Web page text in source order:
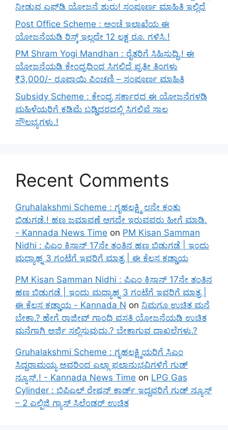
ನೀಡುವ ಎಫ್‌ಡಿ ಯೋಜನೆ ಶುರು! ಸಂಪೂರ್ಣ ಮಾಹಿತಿ ಇಲ್ಲಿದೆ
Post Office Scheme : ಅಂಚೆ ಇಲಾಖೆಯ ಈ
ಯೋಜನೆಯಡಿ ರಿಸ್ಕ್‌ ಇಲ್ಲದೇ 12 ಲಕ್ಷ ರೂ. ಗಳಿಸಿ.!
PM Shram Yogi Mandhan : ರೈತರಿಗೆ ಸಿಹಿಸುದ್ಧಿ.! ಈ
ಯೋಜನೆಯಡಿ ಕೇಂದ್ರದಿಂದ ಸಿಗಲಿದೆ ಪ್ರತೀ ತಿಂಗಳು
₹3,000/- ರೂಪಾಯಿ ಪಿಂಚಣಿ – ಸಂಪೂರ್ಣ ಮಾಹಿತಿ
Subsidy Scheme : ಕೇಂದ್ರ ಸರ್ಕಾರದ ಈ ಯೋಜನೆಗಳಡಿ
ಮಹಿಳೆಯರಿಗೆ ಕಡಿಮೆ ಬಡ್ಡಿದರದಲ್ಲಿ ಸಿಗಲಿವೆ ಸಾಲ
ಸೌಲಭ್ಯಗಳು.!
Recent Comments
Gruhalakshmi Scheme : ಗೃಹಲಕ್ಷ್ಮಿ ೮ನೇ ಕಂತು
ಬಿಡುಗಡೆ.! ಹಣ ಜಮಾವಣೆ ಆಗದೇ ಇರುವವರು ಹೀಗೆ ಮಾಡಿ.
- Kannada News Time on PM Kisan Samman
Nidhi : ಪಿಎಂ ಕಿಸಾನ್ 17ನೇ ತಂತಿನ ಹಣ ಬಿಡುಗಡೆ | ಇಂದು
ಮಧ್ಯಾಹ್ನ 3 ಗಂಟೆಗೆ ಇವರಿಗೆ ಮಾತ್ರ | ಈ ಕೆಲಸ ಕಡ್ಡಾಯ
PM Kisan Samman Nidhi : ಪಿಎಂ ಕಿಸಾನ್ 17ನೇ ತಂತಿನ
ಹಣ ಬಿಡುಗಡೆ | ಇಂದು ಮಧ್ಯಾಹ್ನ 3 ಗಂಟೆಗೆ ಇವರಿಗೆ ಮಾತ್ರ |
ಈ ಕೆಲಸ ಕಡ್ಡಾಯ - Kannada N on ನಿಮಗೂ ಉಚಿತ ಮನೆ
ಬೇಕಾ.? ಹೇಗೆ ರಾಜೀವ್ ಗಾಂಧಿ ವಸತಿ ಯೋಜನೆಯಡಿ ಉಚಿತ
ಮನೆಗಾಗಿ ಅರ್ಜಿ ಸಲ್ಲಿಸುವುದು.? ಬೇಕಾಗುವ ದಾಖಲೆಗಳು.?
Gruhalakshmi Scheme : ಗೃಹಲಕ್ಷ್ಮಿಯರಿಗೆ ಸಿಎಂ
ಸಿದ್ದರಾಮಯ್ಯ ಅವರಿಂದ ಎಲ್ಲಾ ಫಲಾನುಭವಿಗಳಿಗೆ ಗುಡ್
ನ್ಯೂಸ್.! - Kannada News Time on LPG Gas
Cylinder : ಬಿಪಿಎಲ್ ರೇಷನ್ ಕಾರ್ಡ್ ಇದ್ದವರಿಗೆ ಗುಡ್ ನ್ಯೂಸ್
– 2 ಎಲ್ಪಿಜಿ ಗ್ಯಾಸ್ ಸಿಲೆಂಡರ್ ಉಚಿತ